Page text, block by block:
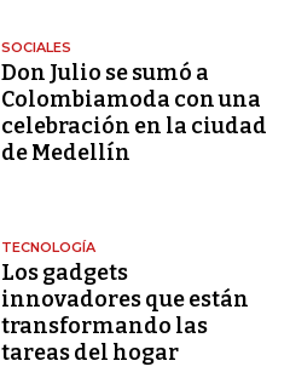
SOCIALES
Don Julio se sumó a
Colombiamoda con una
celebración en la ciudad
de Medellín
TECNOLOGÍA
Los gadgets
innovadores que están
transformando las
tareas del hogar